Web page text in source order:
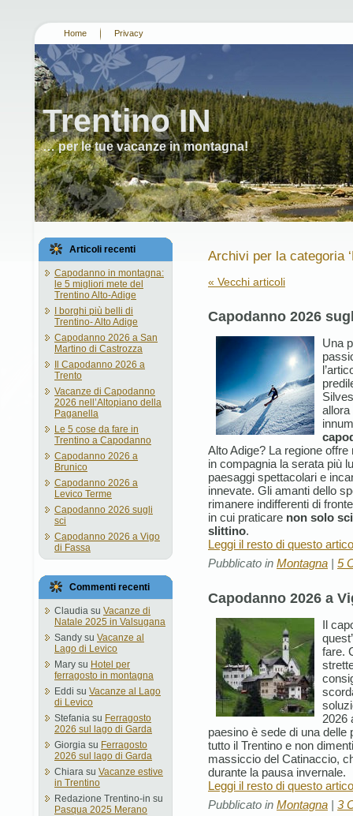
Home Privacy
Trentino IN
… per le tue vacanze in montagna!
Articoli recenti
Capodanno in montagna:
le 5 migliori mete del
Trentino Alto-Adige
I borghi più belli di
Trentino- Alto Adige
Capodanno 2026 a San
Martino di Castrozza
Il Capodanno 2026 a
Trento
Vacanze di Capodanno
2026 nell’Altopiano della
Paganella
Le 5 cose da fare in
Trentino a Capodanno
Capodanno 2026 a
Brunico
Capodanno 2026 a
Levico Terme
Capodanno 2026 sugli
sci
Capodanno 2026 a Vigo
di Fassa
Commenti recenti
Claudia su Vacanze di
Natale 2025 in Valsugana
Sandy su Vacanze al
Lago di Levico
Mary su Hotel per
ferragosto in montagna
Eddi su Vacanze al Lago
di Levico
Stefania su Ferragosto
2026 sul lago di Garda
Giorgia su Ferragosto
2026 sul lago di Garda
Chiara su Vacanze estive
in Trentino
Redazione Trentino-in su
Pasqua 2025 Merano
Archivi per la categoria
« Vecchi articoli
Capodanno 2026
Una
Alto Adige? La regione
in compagnia la serata più
paesaggi spettacolari e
innevate. Gli amanti dello
rimanere indifferenti di
in cui praticare non solo
slittino.
Leggi il resto di questo
Pubblicato in Montagna | 5
Capodanno 2026 a
Il
fare.
2026
paesino è sede di una delle
tutto il Trentino e non
massiccio del Catinaccio,
durante la pausa invernale.
Leggi il resto di questo
Pubblicato in Montagna | 3